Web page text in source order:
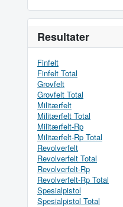
Resultater
Finfelt
Finfelt Total
Grovfelt
Grovfelt Total
Militærfelt
Militærfelt Total
Militærfelt-Rp
Militærfelt-Rp Total
Revolverfelt
Revolverfelt Total
Revolverfelt-Rp
Revolverfelt-Rp Total
Spesialpistol
Spesialpistol Total